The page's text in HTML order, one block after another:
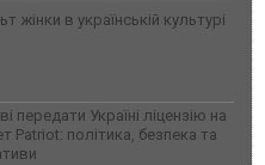
жінки в українській культурі
передати Україні ліцензію на
Patriot: політика, безпека та